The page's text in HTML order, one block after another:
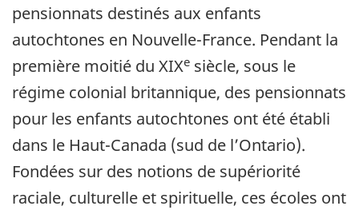
pensionnats destinés aux enfants
autochtones en Nouvelle-France. Pendant la
première moitié du XIXe siècle, sous le
régime colonial britannique, des pensionnats
pour les enfants autochtones ont été établi
dans le Haut-Canada (sud de l’Ontario).
Fondées sur des notions de supériorité
raciale, culturelle et spirituelle, ces écoles ont